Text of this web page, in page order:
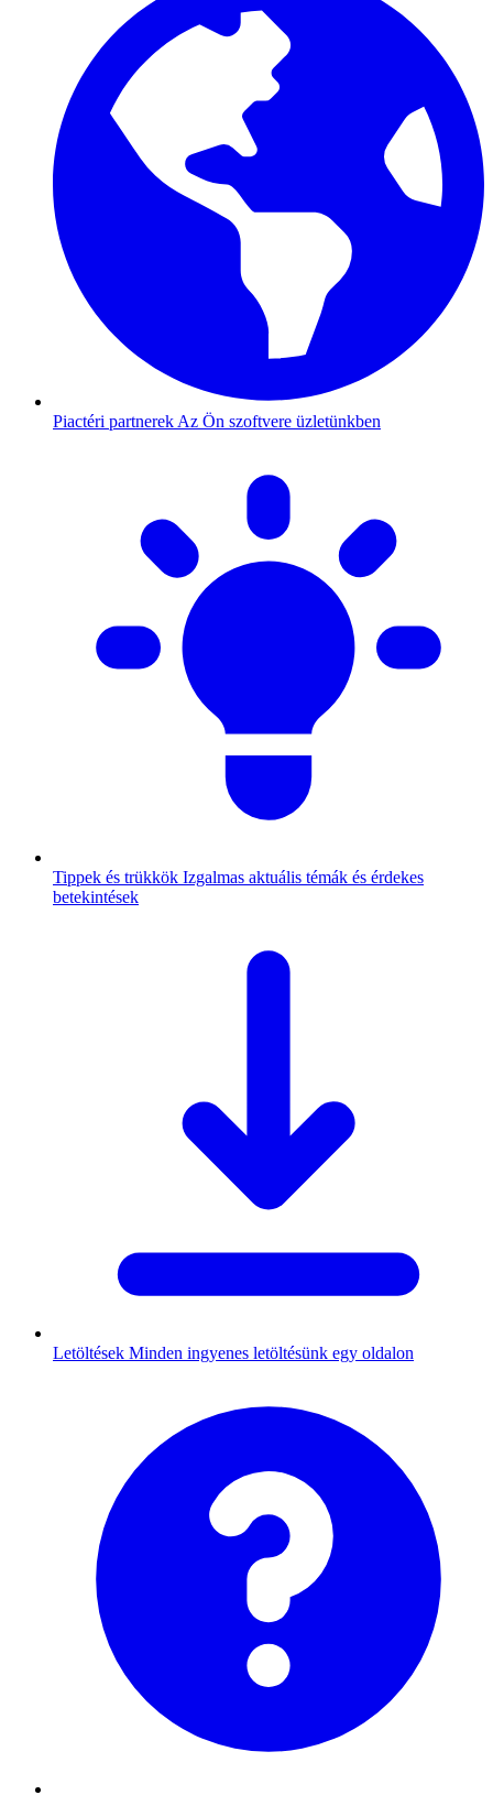
Piactéri partnerek Az Ön szoftvere üzletünkben
Tippek és trükkök Izgalmas aktuális témák és érdekes
betekintések
Letöltések Minden ingyenes letöltésünk egy oldalon